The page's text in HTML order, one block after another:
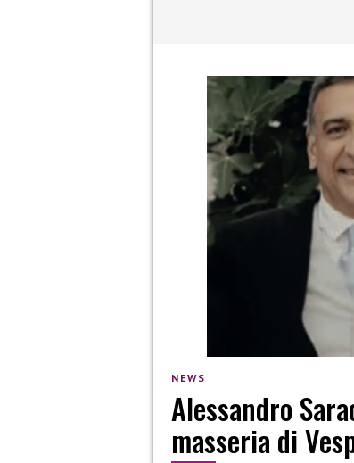
NEWS
Alessandro
masseria di